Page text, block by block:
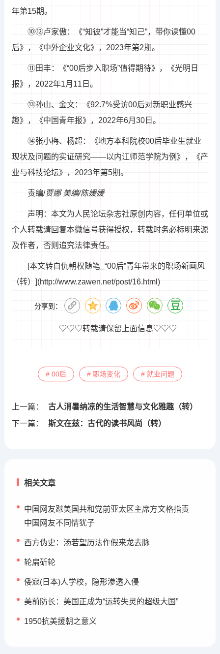
年第15期。
⑩⑫卢家傲：《“知彼”才能当“知己”，带你读懂00
后》，《中外企业文化》，2023年第2期。
⑪田丰：《“00后步入职场”值得期待》，《光明日
报》，2022年1月11日。
⑬孙山、金文：《92.7%受访00后对新职业感兴
趣》，《中国青年报》，2022年6月30日。
⑭张小梅、杨超：《地方本科院校00后毕业生就业
现状及问题的实证研究——以内江师范学院为例》，《产
业与科技论坛》，2023年第5期。
责编/贾娜 美编/陈媛媛
声明：本文为人民论坛杂志社原创内容，任何单位或
个人转载请回复本微信号获得授权，转载时务必标明来源
及作者，否则追究法律责任。
[本文转自仇朝权随笔_“00后”青年带来的职场新画风
（转）](http://www.zawen.net/post/16.html)
分享到：
♡♡♡转载请保留上面信息♡♡♡
# 00后 # 职场变化 # 就业问题
上一篇：
古人消暑纳凉的生活智慧与文化雅趣（转）
下一篇：
斯文在兹：古代的读书风尚（转）
相关文章
中国网友怼美国共和党前亚太区主席方文格指责
中国网友不同情犹子
西方伪史：汤若望历法作假来龙去脉
轮扁斫轮
倭寇(日本)人学校，隐形渗透入侵
美前防长：美国正成为“运转失灵的超级大国”
1950抗美援朝之意义